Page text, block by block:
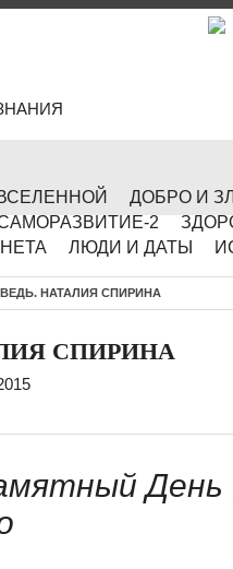
ДОБРО И
2
ЛЮДИ И ДАТЫ
НАТАЛИЯ СПИРИНА
СПИРИНА
День